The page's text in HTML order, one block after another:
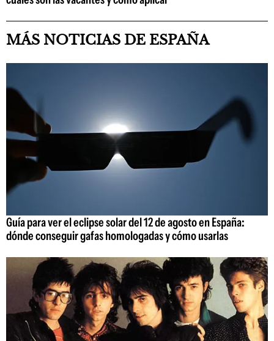
MÁS NOTICIAS DE ESPAÑA
Guía para ver el eclipse solar del 12 de agosto en España:
dónde conseguir gafas homologadas y cómo usarlas